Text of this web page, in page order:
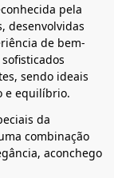
pela
desenvolvidas
de bem-
sendo ideais
e equilíbrio.
da
combinação
aconchego